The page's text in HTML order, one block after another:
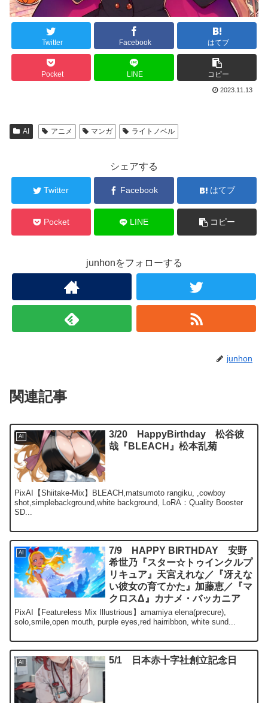
Twitter Facebook はてブ
Pocket LINE コピー
2023.11.13
AI アニメ マンガ ライトノベル
シェアする
Twitter Facebook はてブ
Pocket LINE コピー
junhonをフォローする
junhon
関連記事
AI
3/20 HappyBirthday 松谷彼
哉『BLEACH』松本乱菊
PixAI【Shiitake-Mix】BLEACH,matsumoto rangiku, ,cowboy
shot,simplebackground,white background, LoRA：Quality Booster
SD...
AI
7/9 HAPPY BIRTHDAY 安野
希世乃『スター☆トゥインクルプ
リキュア』天宮えれな／『冴えな
い彼女の育てかた』加藤恵／『マ
クロスΔ』カナメ・バッカニア
PixAI【Featureless Mix Illustrious】amamiya elena(precure),
solo,smile,open mouth, purple eyes,red hairribbon, white sund...
AI 5/1 日本赤十字社創立記念日